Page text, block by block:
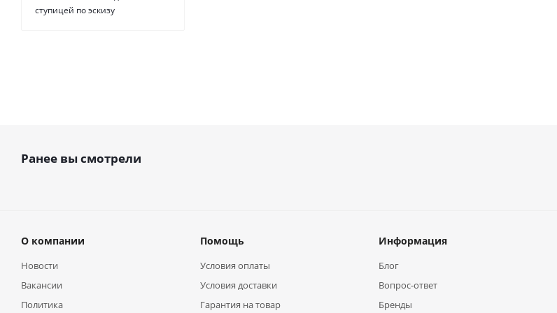
ступицей по эскизу
Ранее вы смотрели
О компании
Новости
Вакансии
Политика
Помощь
Условия оплаты
Условия доставки
Гарантия на товар
Информация
Блог
Вопрос-ответ
Бренды